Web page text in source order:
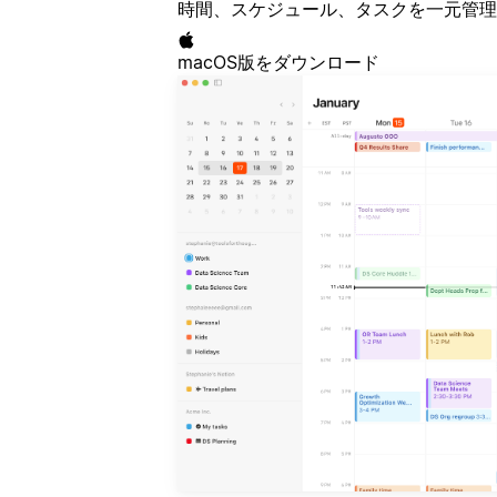
時間、スケジュール、タスクを一元管
macOS版をダウンロード